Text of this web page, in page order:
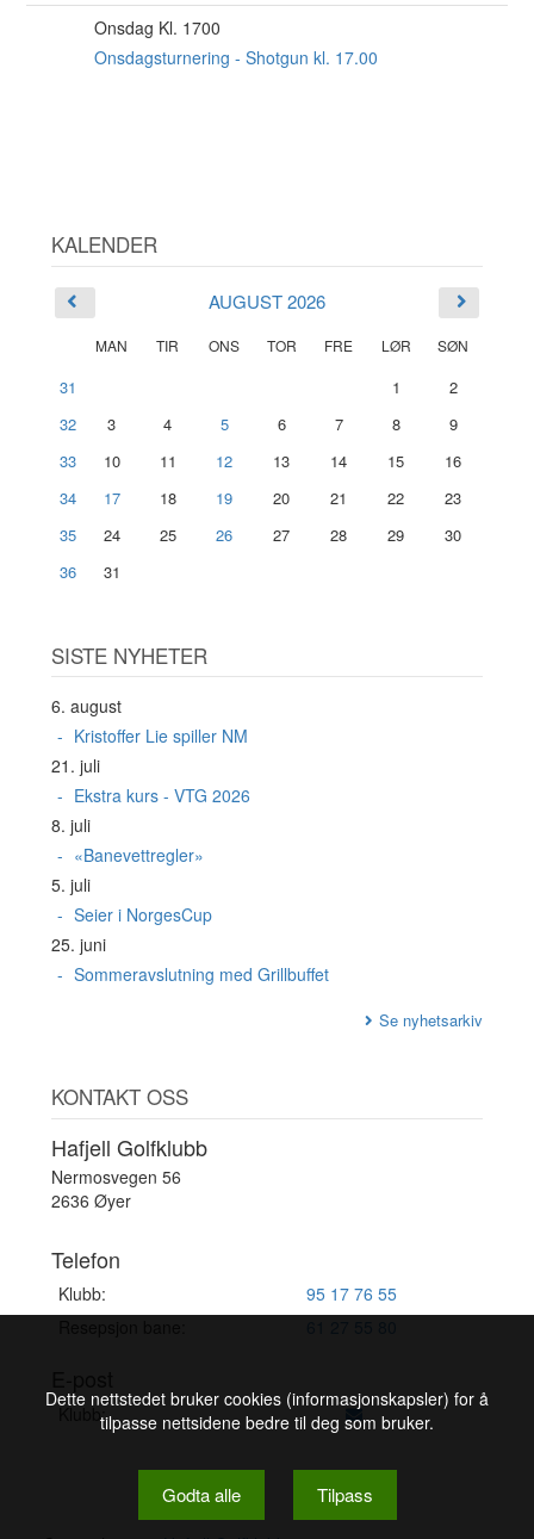
Onsdag Kl. 1700
Onsdagsturnering - Shotgun kl. 17.00
KALENDER
AUGUST 2026
MAN TIR ONS TOR FRE LØR SØN
31 1
2
32
3 4 5 6 7 8
9
33
10 11 12 13 14 15
16
34
17 18 19 20 21 22
23
35
24 25 26 27 28 29
30
36
31
SISTE NYHETER
6. august
Kristoffer Lie spiller NM
21. juli
Ekstra kurs - VTG 2026
8. juli
«Banevettregler»
5. juli
Seier i NorgesCup
25. juni
Sommeravslutning med Grillbuffet
Se nyhetsarkiv
KONTAKT OSS
Hafjell Golfklubb
Nermosvegen 56
2636 Øyer
Telefon
Klubb:
95 17 76 55
Klubb:
Dette nettstedet bruker cookies (informasjonskapsler) for å
tilpasse nettsidene bedre til deg som bruker.
Godta alle Tilpass